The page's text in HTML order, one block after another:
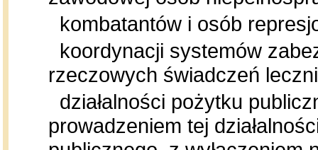
kombatantów i osób
koordynacji systemów
rzeczowych świadczeń
działalności pożytku
prowadzeniem tej